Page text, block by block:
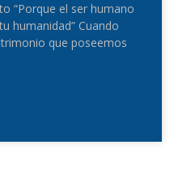
“Porque el ser humano
humanidad” Cuando
que poseemos